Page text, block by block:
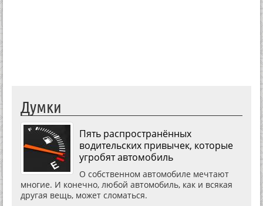
Думки
Пять распространённых
водительских привычек, которые
угробят автомобиль
О собственном автомобиле мечтают
многие. И конечно, любой автомобиль, как и всякая
другая вещь, может сломаться.